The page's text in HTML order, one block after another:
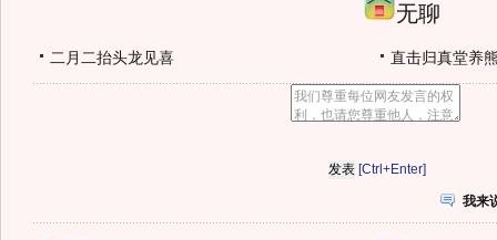
无聊
二月二抬头龙见喜 直击归真堂养
[Ctrl+Enter]
我来